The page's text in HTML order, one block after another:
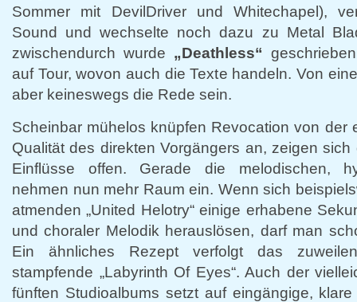
Sommer mit DevilDriver und Whitechapel),
Sound und wechselte noch dazu zu Metal
zwischendurch wurde „Deathless“
auf Tour, wovon auch die Texte handeln. Von
aber keineswegs die Rede sein.
Scheinbar mühelos knüpfen Revocation von der
Qualität des direkten Vorgängers an, zeigen
Einflüsse offen. Gerade die melodischen,
nehmen nun mehr Raum ein. Wenn sich
atmenden „United Helotry“ einige erhabene
und choraler Melodik herauslösen, darf man
Ein ähnliches Rezept verfolgt das
stampfende „Labyrinth Of Eyes“. Auch der
fünften Studioalbums setzt auf eingängige,